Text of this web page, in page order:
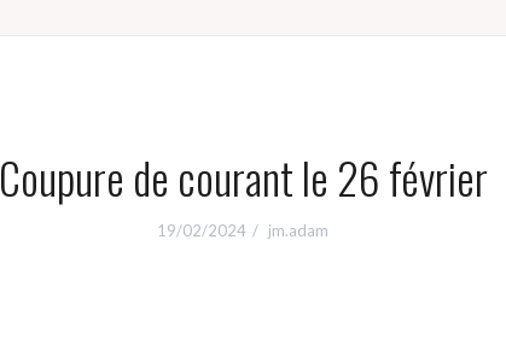
Coupure de courant le 26 février
19/02/2024 jm.adam